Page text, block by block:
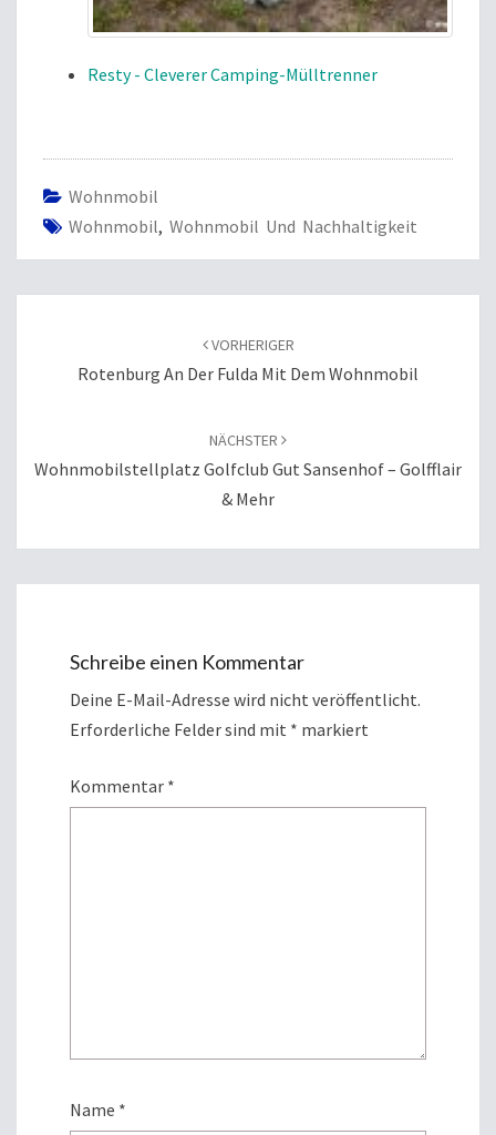
Resty - Cleverer Camping-Mülltrenner
Wohnmobil
Wohnmobil, Wohnmobil Und Nachhaltigkeit
VORHERIGER
Rotenburg An Der Fulda Mit Dem Wohnmobil
NÄCHSTER
Wohnmobilstellplatz Golfclub Gut Sansenhof – Golfflair
& Mehr
Schreibe einen Kommentar
Deine E-Mail-Adresse wird nicht veröffentlicht.
Erforderliche Felder sind mit * markiert
Kommentar *
Name *